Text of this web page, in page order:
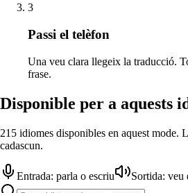
3
Passi el telèfon
Una veu clara llegeix la traducció.
frase.
Disponible per a aquests
215 idiomes disponibles en aquest mode.
cadascun.
Entrada: parla o escriu Sortida: veu